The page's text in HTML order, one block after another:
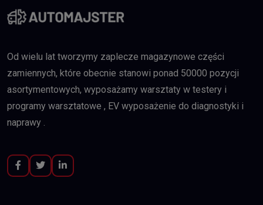
Od wielu lat tworzymy zaplecze magazynowe części
zamiennych, które obecnie stanowi ponad 50000 pozycji
asortymentowych, wyposażamy warsztaty w testery i
programy warsztatowe , EV wyposażenie do diagnostyki i
naprawy .